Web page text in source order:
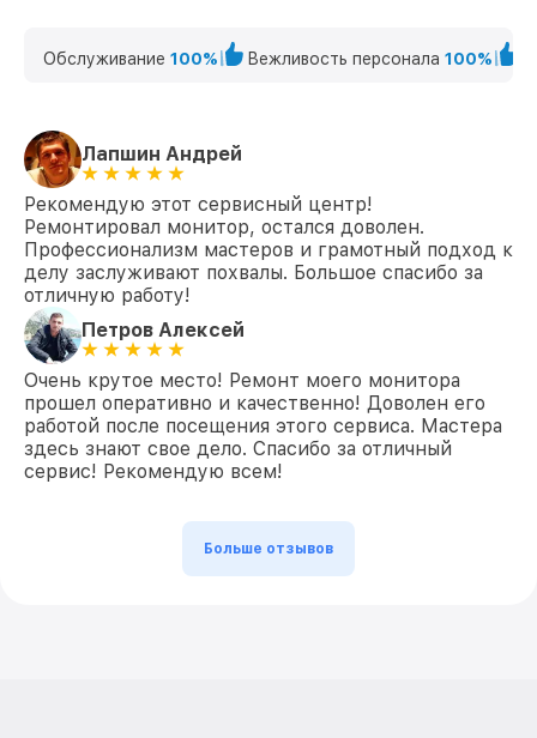
Обслуживание 100% Вежливость персонала 100%
Лапшин Андрей
Рекомендую этот сервисный центр!
Ремонтировал монитор, остался доволен.
Профессионализм мастеров и грамотный подход к
делу заслуживают похвалы. Большое спасибо за
отличную работу!
Петров Алексей
Очень крутое место! Ремонт моего монитора
прошел оперативно и качественно! Доволен его
работой после посещения этого сервиса. Мастера
здесь знают свое дело. Спасибо за отличный
сервис! Рекомендую всем!
Больше отзывов